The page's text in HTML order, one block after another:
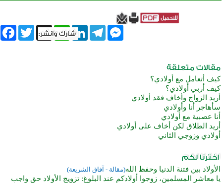
Twitter X
WhatsAppLinkedInTelegram
Messenger
كيف أتعامل مع أولادي؟
كيف أربي أولادي؟
أريد الزواج وأخاف فقد أولادي
سأهاجر أنا وأولادي
أنا عصبية مع أولادي
أريد الطلاق لكن أخاف على أولادي
أولادي وزوجي الثاني
الأولاد بين فتنة الدنيا وحفظ الله(مقالة - آفاق الشريعة)
يا معاشر المسلمين، زوجوا أولادكم عند البلوغ: تزويج الأولاد حق واجب